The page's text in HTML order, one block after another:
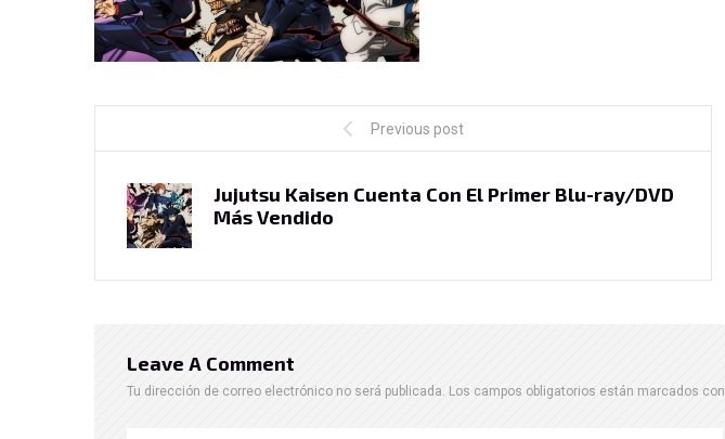
Previous post
Jujutsu Kaisen Cuenta Con El Primer Blu-ray/DVD
Más Vendido
Leave A Comment
Tu dirección de correo electrónico no será publicada. Los campos obligatorios están marcados con